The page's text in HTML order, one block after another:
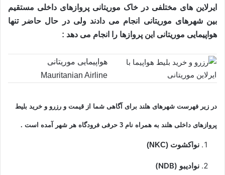
ایرلاین های مختلفی در خاک موریتانی پروازهای داخلی مستقیم
بین شهرهای موریتانی انجام می دادند ولی در حال حاضر تنها
هواپیمایی موریتانی این پروازها را انجام می دهد :
هواپیمایی موریتانی
Mauritanian Airline
در زیر فهرست شهرهای هلند برای آگاهی شما از قیمت و رزرو و خرید بلیط
پروازهای داخلی هلند به همراه نام 3 حرفی فرودگاه هر شهر آمده است .
نواکشوت (NKC)
نوادیبو (NDB)